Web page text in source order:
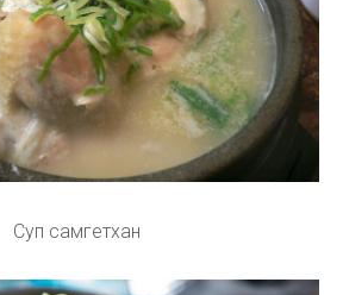
Суп самгетхан